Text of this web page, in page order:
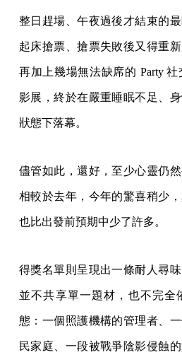
整日趕場、午夜過後才結束的
起床搶票、搶票失敗後又得重
再加上幾場無法缺席的 Party
影展，終於在嚴重睡眠不足、
狀態下落幕。
儘管如此，還好，至少心靈仍
相較於去年，今年的驚喜稍少
也比出發前預期中少了許多。
得獎名單則呈現出一條耐人尋
並不共享單一題材，也不完全
態：一個照護機構的管理者、
民家庭、一段被戰爭陰影侵蝕